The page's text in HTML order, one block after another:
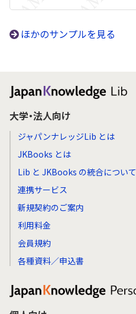
ほかのサンプルを見る
大学・法人向け
ジャパンナレッジLib とは
JKBooks とは
Lib と JKBooks の統合について
連携サービス
新規契約のご案内
利用料金
会員規約
各種資料／申込書